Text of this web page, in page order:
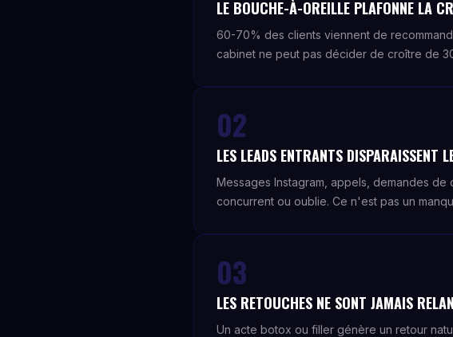
LE BOUCHE-À-OREILLE PLAFONNE LA
60-70% des clients viennent de
cabinet ne peut pas décider de croître de
02
LES LEADS ENTRANTS DISPARAISSENT
Messages Instagram, appels, demandes
concurrent ou oublie. Ce n'est pas un
03
LES RETOUCHES NE SONT JAMAIS
Un acte botox ou filler génère un retour